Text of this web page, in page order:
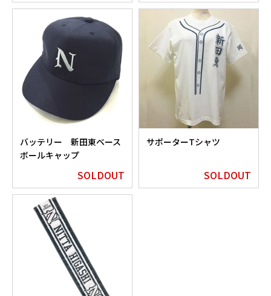
バッテリー 新田東ベース
ボールキャップ
SOLDOUT
サポーターTシャツ
SOLDOUT